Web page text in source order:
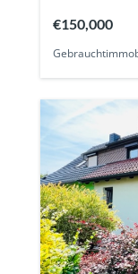
€150,000